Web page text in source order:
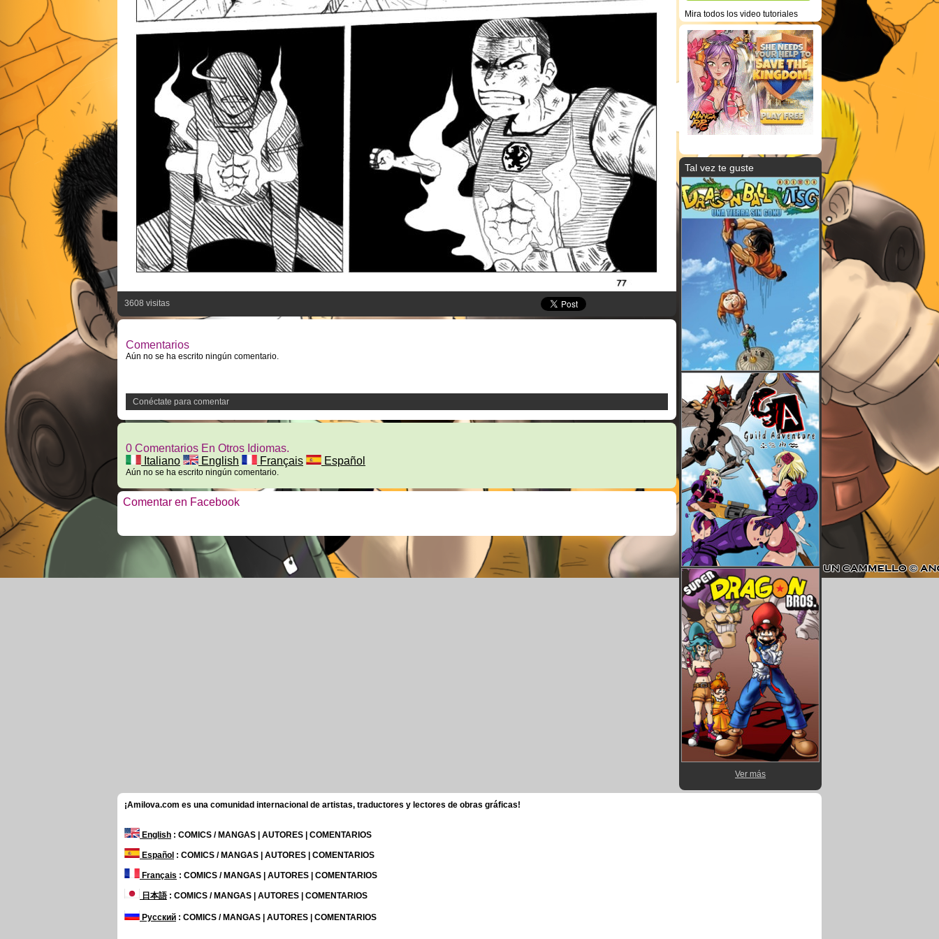
3608 visitas
Comentarios
Aún no se ha escrito ningún comentario.
Conéctate para comentar
0 Comentarios En Otros Idiomas.
Italiano
English Français Español
Aún no se ha escrito ningún comentario.
Comentar en Facebook
Mira todos los video tutoriales
Tal vez te guste
Ver más
¡Amilova.com es una comunidad internacional de artistas, traductores y lectores de obras gráficas!
English : COMICS / MANGAS | AUTORES | COMENTARIOS
Español : COMICS / MANGAS | AUTORES | COMENTARIOS
Français : COMICS / MANGAS | AUTORES | COMENTARIOS
日本語: COMICS / MANGAS | AUTORES | COMENTARIOS
Русский : COMICS / MANGAS | AUTORES | COMENTARIOS